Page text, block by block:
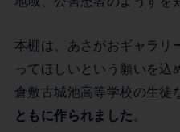
本棚は、あさがおギャラリ
ってほしいという願いを込
倉敷古城池高等学校の生徒
ともに作られました 。